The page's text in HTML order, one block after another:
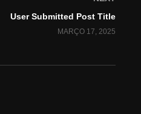
User Submitted Post Title
MARÇO 17, 2025